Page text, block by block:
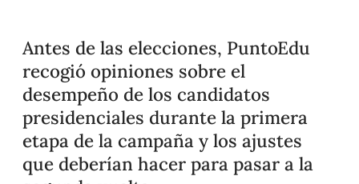
Antes de las elecciones, PuntoEdu
recogió opiniones sobre el
desempeño de los candidatos
presidenciales durante la primera
etapa de la campaña y los ajustes
que deberían hacer para pasar a la